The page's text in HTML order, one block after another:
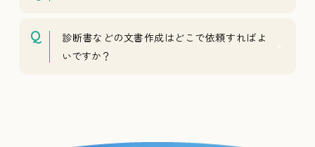
診断書などの文書作成はどこで依頼すればよ
いですか？